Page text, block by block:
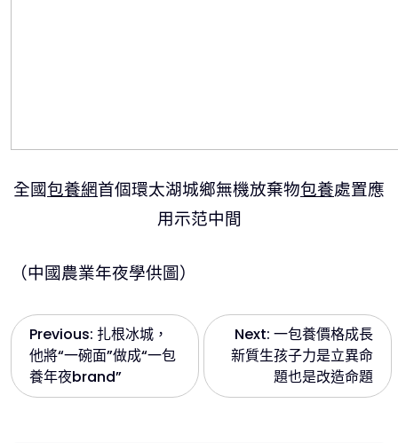
全國包養網首個環太湖城鄉無機放棄物包養處置應
用示范中間
（中國農業年夜學供圖）
文
章
Previous: 扎根冰城，
他將“一碗面”做成“一包
養年夜brand”
Next: 一包養價格成長
新質生孩子力是立異命
題也是改造命題